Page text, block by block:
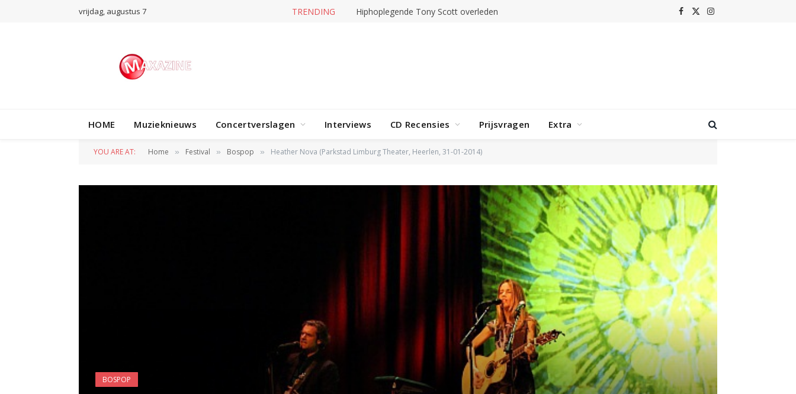
vrijdag, augustus 7 TRENDING Hiphoplegende Tony Scott overleden Facebook
X
Instagram
HOME Muzieknieuws Concertverslagen Interviews CD Recensies Prijsvragen Extra
YOU ARE AT: Home » Festival » Bospop » Heather Nova (Parkstad Limburg Theater, Heerlen, 31-01-2014)
BOSPOP